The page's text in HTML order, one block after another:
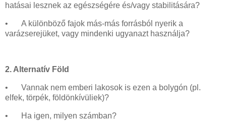
hatásai lesznek az egészségére és/vagy stabilitására?
•
A különböző fajok más-más forrásból nyerik a
varázserejüket, vagy mindenki ugyanazt használja?
2. Alternatív Föld
•
Vannak nem emberi lakosok is ezen a bolygón (pl.
elfek, törpék, földönkívüliek)?
• Ha igen, milyen számban?